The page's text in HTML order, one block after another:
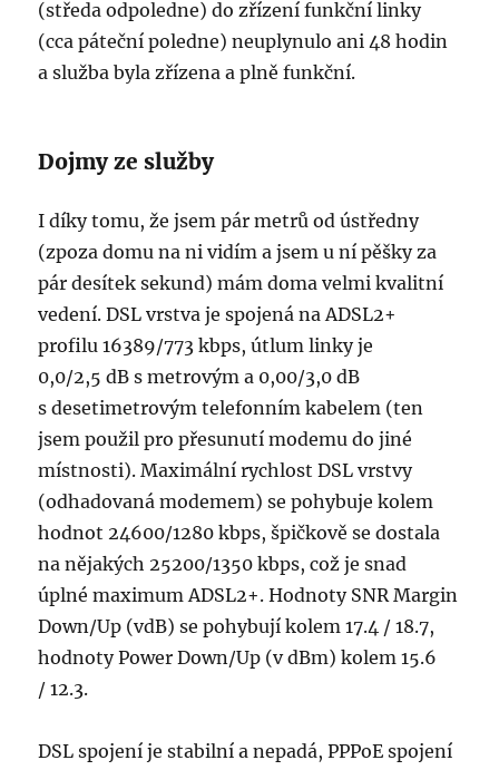
(středa odpoledne) do zřízení funkční linky
(cca páteční poledne) neuplynulo ani 48 hodin
a služba byla zřízena a plně funkční.
Dojmy ze služby
I díky tomu, že jsem pár metrů od ústředny
(zpoza domu na ni vidím a jsem u ní pěšky za
pár desítek sekund) mám doma velmi kvalitní
vedení. DSL vrstva je spojená na ADSL2+
profilu 16389/773 kbps, útlum linky je
0,0/2,5 dB s metrovým a 0,00/3,0 dB
s desetimetrovým telefonním kabelem (ten
jsem použil pro přesunutí modemu do jiné
místnosti). Maximální rychlost DSL vrstvy
(odhadovaná modemem) se pohybuje kolem
hodnot 24600/1280 kbps, špičkově se dostala
na nějakých 25200/1350 kbps, což je snad
úplné maximum ADSL2+. Hodnoty SNR Margin
Down/Up (vdB) se pohybují kolem 17.4 / 18.7,
hodnoty Power Down/Up (v dBm) kolem 15.6
/ 12.3.
DSL spojení je stabilní a nepadá, PPPoE spojení